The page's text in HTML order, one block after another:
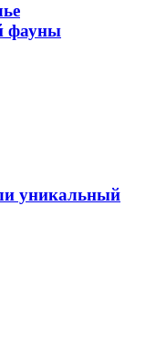
фауны
уникальный